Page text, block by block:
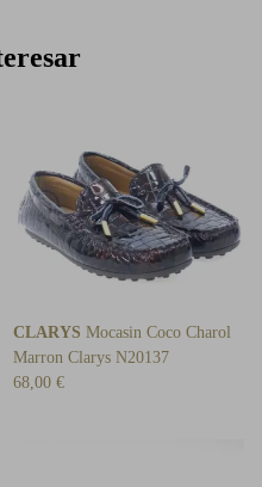
CLARYS Mocasin Coco Charol
Marron Clarys N20137
68,00 €